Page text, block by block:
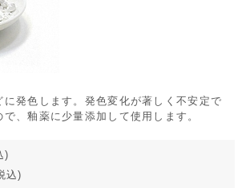
に発色します。発色変化が著しく不安定で
、釉薬に少量添加して使用します。
)
込)